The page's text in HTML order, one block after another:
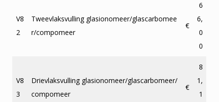
V8
2
Tweevlaksvulling glasionomeer/glascarbomee
r/compomeer
€
6
6,
0
0
V8
3
Drievlaksvulling glasionomeer/glascarbomeer/
compomeer
€
8
1,
1